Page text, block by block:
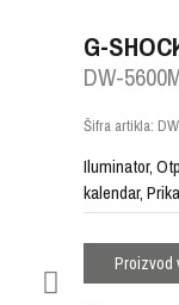
G-
DW-
Šifra artikla:
Iluminator,
kalendar,
Proizvod